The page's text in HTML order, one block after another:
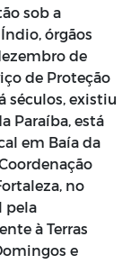
sob a
órgãos
de
de Proteção
séculos, existiu
Paraíba, está
em Baía da
no
pela
à Terras
e